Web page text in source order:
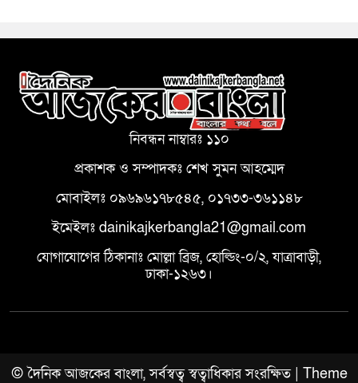
নিবন্ধন নাম্বারঃ ১১০
প্রকাশক ও সম্পাদকঃ শেখ সুমন আহম্মেদ
মোবাইলঃ ০৯৬৯৬১৭৮৫৪৫, ০১৭৩৩-৩৬১১৪৮
ইমেইলঃ dainikajkerbangla21@gmail.com
যোগাযোগের ঠিকানাঃ মোল্লা ব্রিজ, হোল্ডিং-০/২, যাত্রাবাড়ী,
ঢাকা-১২৬৩।
© দৈনিক আজকের বাংলা, সর্বস্বত্ব স্বত্বাধিকার সংরক্ষিত | Theme